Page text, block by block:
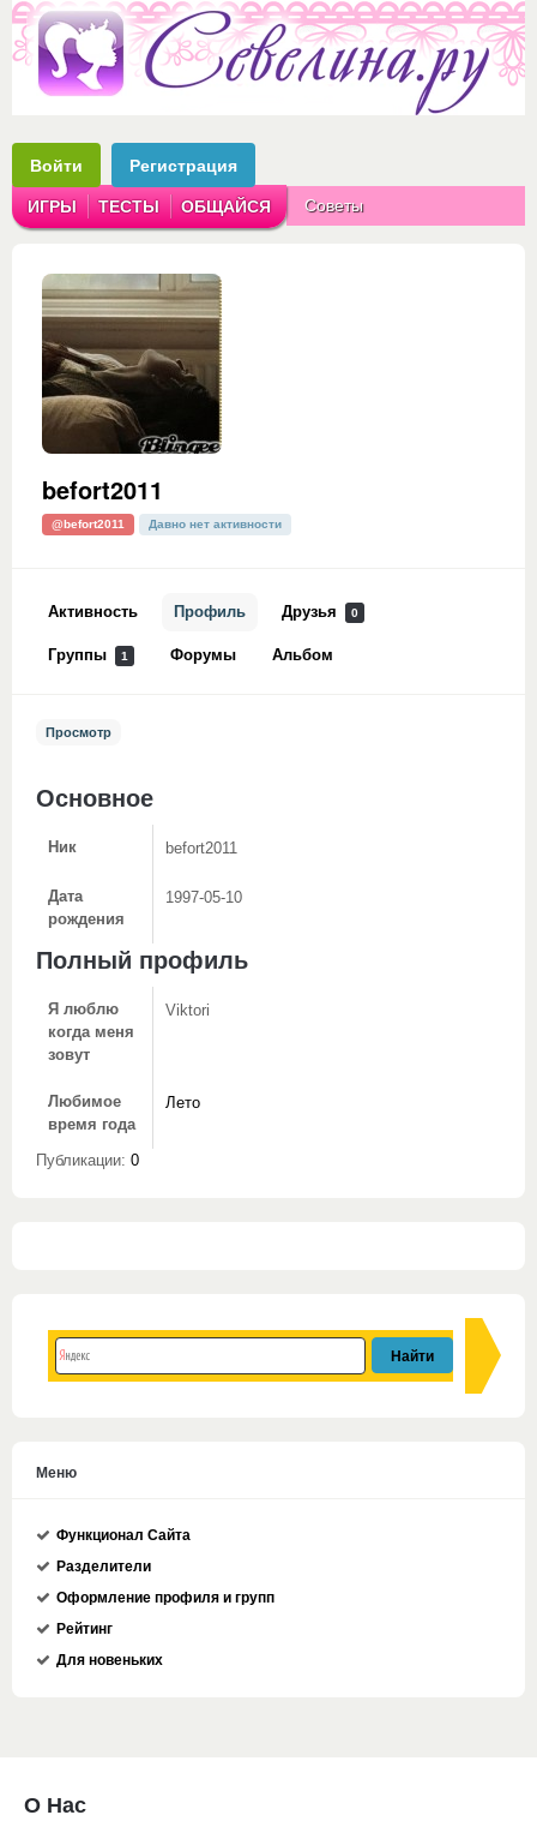
Войти Регистрация
ИГРЫ ТЕСТЫ ОБЩАЙСЯ Советы
befort2011
@befort2011 Давно нет активности
Активность Профиль Друзья 0
Группы 1 Форумы Альбом
Просмотр
Основное
Ник befort2011
Дата
рождения
1997-05-10
Полный профиль
Я люблю
когда меня
зовут
Viktori
Любимое
время года
Лето
Публикации: 0
Меню
Функционал Сайта
Разделители
Оформление профиля и групп
Рейтинг
Для новеньких
О Нас